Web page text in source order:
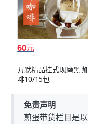
60元
万默精品挂式现磨黑咖
啡10/15包
免责声明
煎蛋带货栏目是